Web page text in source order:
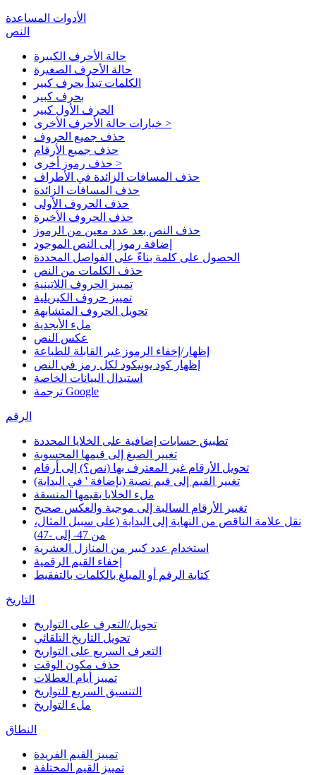
الأدوات المساعدة
النص
حالة الأحرف الكبيرة
حالة الأحرف الصغيرة
الكلمات تبدأ بحرف كبير
بحرف كبير
الحرف الأول كبير
خيارات حالة الأحرف الأخرى >
حذف جميع الحروف
حذف جميع الأرقام
حذف رموز أخرى >
حذف المسافات الزائدة في الأطراف
حذف المسافات الزائدة
حذف الحروف الأولى
حذف الحروف الأخيرة
حذف النص بعد عدد معين من الرموز
إضافة رموز إلى النص الموجود
الحصول على كلمة بناءً على الفواصل المحددة
حذف الكلمات من النص
تمييز الحروف اللاتينية
تمييز حروف الكيريلية
تحويل الحروف المتشابهة
ملء الأبجدية
عكس النص
إظهار/إخفاء الرموز غير القابلة للطباعة
إظهار كود يونيكود لكل رمز في النص
استبدال البيانات الخاصة
ترجمة Google
الرقم
تطبيق حسابات إضافية على الخلايا المحددة
تغيير الصيغ إلى قيمها المحسوبة
تحويل الأرقام غير المعترف بها (نص؟) إلى أرقام
تغيير القيم إلى قيم نصية (بإضافة ' في البداية)
ملء الخلايا بقيمها المنسقة
تغيير الأرقام السالبة إلى موجبة والعكس صحيح
نقل علامة الناقص من النهاية إلى البداية (على سبيل المثال،
من 47- إلى -47)
استخدام عدد كبير من المنازل العشرية
إخفاء القيم الرقمية
كتابة الرقم أو المبلغ بالكلمات بالتفقيط
التاريخ
تحويل/التعرف على التواريخ
تحويل التاريخ التلقائي
التعرف السريع على التواريخ
حذف مكون الوقت
تمييز أيام العطلات
التنسيق السريع للتواريخ
ملء التواريخ
النطاق
تمييز القيم الفريدة
تمييز القيم المختلفة